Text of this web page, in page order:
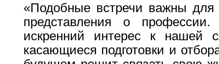
«Подобные встречи важны
представления о
искренний интерес к нашей
касающиеся подготовки и